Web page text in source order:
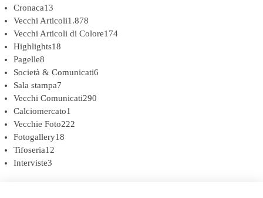
Cronaca13
Vecchi Articoli1.878
Vecchi Articoli di Colore174
Highlights18
Pagelle8
Società & Comunicati6
Sala stampa7
Vecchi Comunicati290
Calciomercato1
Vecchie Foto222
Fotogallery18
Tifoseria12
Interviste3